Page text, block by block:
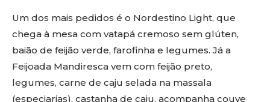
Um dos mais pedidos é o Nordestino Light, que
chega à mesa com vatapá cremoso sem glúten,
baião de feijão verde, farofinha e legumes. Já a
Feijoada Mandiresca vem com feijão preto,
legumes, carne de caju selada na massala
(especiarias), castanha de caju, acompanha couve